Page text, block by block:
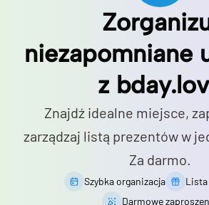
niezapomniane
z
Znajdź idealne miejsce,
zarządzaj listą prezentów w
Za darmo.
Szybka organizacja
Darmowe